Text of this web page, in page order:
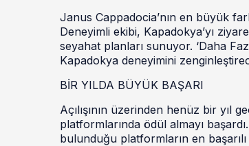
Janus Cappadocia’nın en büyük
Deneyimli ekibi, Kapadokya’yı
seyahat planları sunuyor. ‘Daha
Kapadokya deneyimini
BİR YILDA BÜYÜK BAŞARI
Açılışının üzerinden henüz bir
platformlarında ödül almayı
bulunduğu platformların en